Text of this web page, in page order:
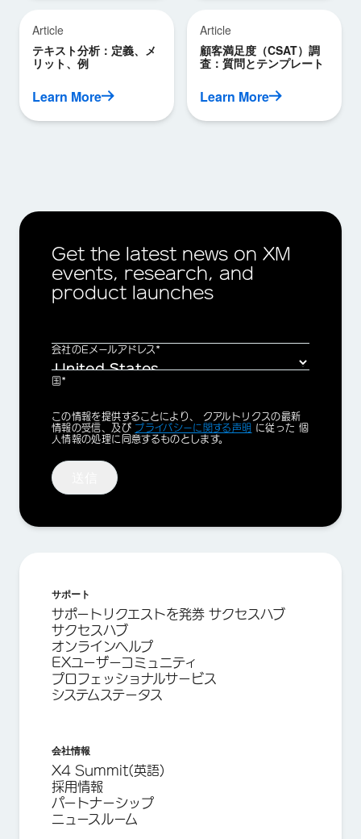
Article
テキスト分析：定義、メ
リット、例
Learn More
Article
顧客満足度（CSAT）調
査：質問とテンプレート
Learn More
Get the latest news on XM
events, research, and
product launches
会社のEメールアドレス*
国*
Privacy
Optin
この情報を提供することにより、 クアルトリクスの最新
情報の受信、及び プライバシーに関する声明 に従った 個
人情報の処理に同意するものとします。
サポート
サポートリクエストを発券 サクセスハブ
サクセスハブ
オンラインヘルプ
EXユーザーコミュニティ
プロフェッショナルサービス
システムステータス
会社情報
X4 Summit(英語)
採用情報
パートナーシップ
ニュースルーム